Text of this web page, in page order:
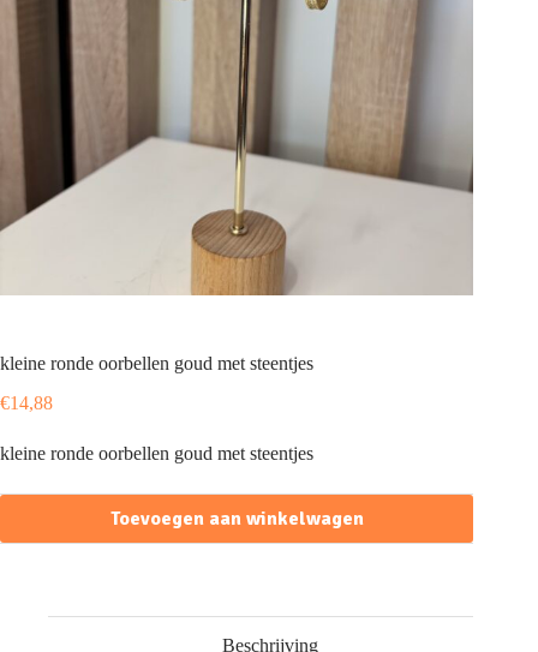
kleine ronde oorbellen goud met steentjes
€14,88
kleine ronde oorbellen goud met steentjes
Toevoegen aan winkelwagen
Beschrijving